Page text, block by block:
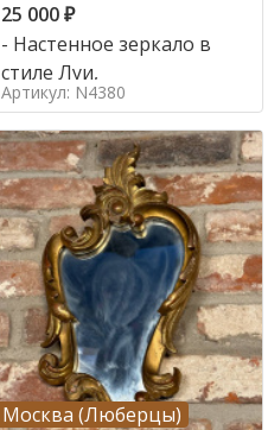
25 000₽
- Настенное зеркало в
стиле Луи,
Артикул: N4380
Москва (Люберцы)